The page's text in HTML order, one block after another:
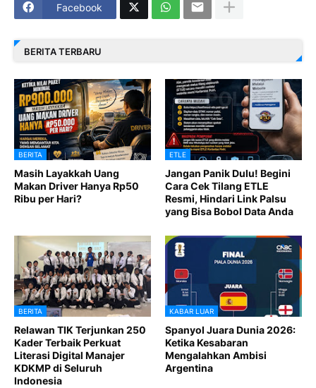
Facebook
BERITA TERBARU
BERITA
Masih Layakkah Uang
Makan Driver Hanya Rp50
Ribu per Hari?
ETLE
Jangan Panik Dulu! Begini
Cara Cek Tilang ETLE
Resmi, Hindari Link Palsu
yang Bisa Bobol Data Anda
BERITA
Relawan TIK Terjunkan 250
Kader Terbaik Perkuat
Literasi Digital Manajer
KDKMP di Seluruh
Indonesia
KABAR LUAR
Spanyol Juara Dunia 2026:
Ketika Kesabaran
Mengalahkan Ambisi
Argentina